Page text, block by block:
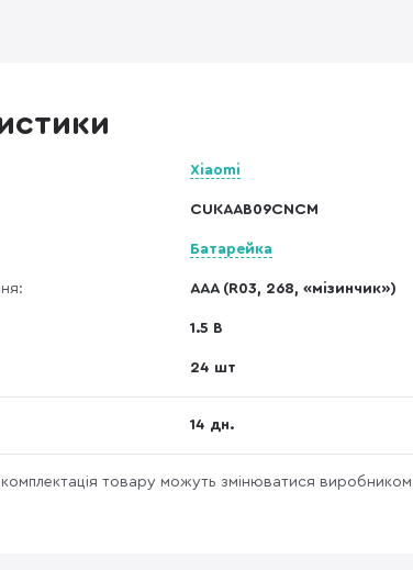
Xiaomi
CUKAAB09CNCM
Батарейка
AAA (R03, 268, «мізинчик»)
1.5 В
24 шт
14 дн.
товару можуть змінюватися